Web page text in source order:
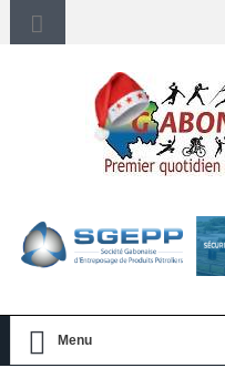
Menu